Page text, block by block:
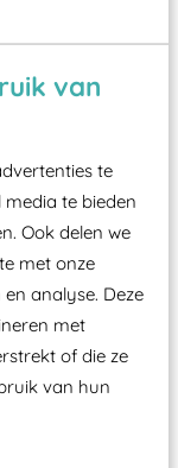
van
te
te bieden
Ook delen we
met onze
analyse. Deze
met
of die ze
van hun
speciale
verplicht is
voorzien
en
keuren zodat
Attractie- en